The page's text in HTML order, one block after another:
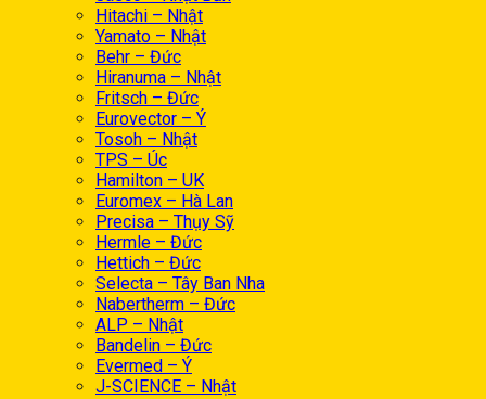
Hitachi – Nhật
Yamato – Nhật
Behr – Đức
Hiranuma – Nhật
Fritsch – Đức
Eurovector – Ý
Tosoh – Nhật
TPS – Úc
Hamilton – UK
Euromex – Hà Lan
Precisa – Thụy Sỹ
Hermle – Đức
Hettich – Đức
Selecta – Tây Ban Nha
Nabertherm – Đức
ALP – Nhật
Bandelin – Đức
Evermed – Ý
J-SCIENCE – Nhật